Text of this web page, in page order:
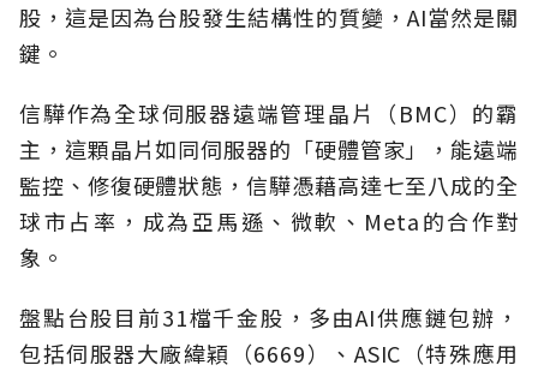
股，這是因為台股發生結構性的質變，AI當然是關
鍵。
信驊作為全球伺服器遠端管理晶片（BMC）的霸
主，這顆晶片如同伺服器的「硬體管家」，能遠端
監控、修復硬體狀態，信驊憑藉高達七至八成的全
球市占率，成為亞馬遜、微軟、Meta的合作對
象。
盤點台股目前31檔千金股，多由AI供應鏈包辦，
包括伺服器大廠緯穎（6669）、ASIC（特殊應用